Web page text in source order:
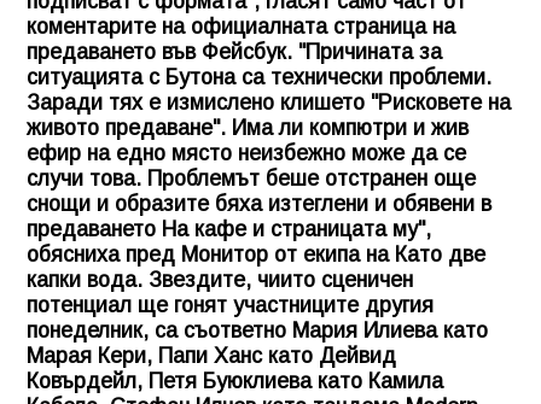
коментарите на официалната страница на
предаването във Фейсбук. "Причината за
ситуацията с Бутона са технически проблеми.
Заради тях е измислено клишето "Рисковете на
живото предаване". Има ли компютри и жив
ефир на едно място неизбежно може да се
случи това. Проблемът беше отстранен още
снощи и образите бяха изтеглени и обявени в
предаването На кафе и страницата му",
обясниха пред Монитор от екипа на Като две
капки вода. Звездите, чиито сценичен
потенциал ще гонят участниците другия
понеделник, са съответно Мария Илиева като
Марая Кери, Папи Ханс като Дейвид
Ковърдейл, Петя Буюклиева като Камила